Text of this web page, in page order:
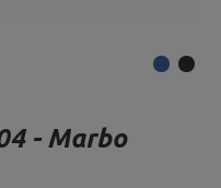
- Marbo